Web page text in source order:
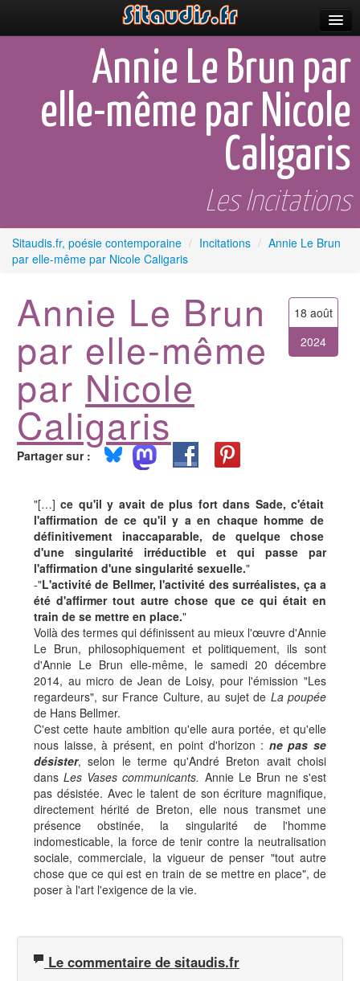
Poèmes et fictions
Prescriptions
Annie Le Brun par
elle-même par Nicole
Caligaris
Les Incitations
Sitaudis.fr, poésie contemporaine / Incitations / Annie Le Brun
par elle-même par Nicole Caligaris
18 août
2024
Annie Le Brun
par elle-même
par Nicole
Caligaris
Partager sur :
"[…]ce qu'il y avait de plus fort dans Sade, c'était
l'affirmation de ce qu'il y a en chaque homme de
définitivement inaccaparable, de quelque chose
d'une singularité irréductible et qui passe par
l'affirmation d'une singularité sexuelle."
-"L'activité de Bellmer, l'activité des surréalistes, ça a
été d'affirmer tout autre chose que ce qui était en
train de se mettre en place."
Voilà des termes qui définissent au mieux l'œuvre d'Annie
Le Brun, philosophiquement et politiquement, ils sont
d'Annie Le Brun elle-même, le samedi 20 décembre
2014, au micro de Jean de Loisy, pour l'émission "Les
regardeurs", sur France Culture, au sujet de La poupée
de Hans Bellmer.
C'est cette haute ambition qu'elle aura portée, et qu'elle
nous laisse, à présent, en point d'horizon : ne pas se
désister, selon le terme qu'André Breton avait choisi
dansLes Vases communicants. Annie Le Brun ne s'est
pas désistée. Avec le talent de son écriture magnifique,
directement hérité de Breton, elle nous transmet une
présence obstinée, la singularité de l'homme
indomesticable, la force de tenir contre la neutralisation
sociale, commerciale, la vigueur de penser "tout autre
chose que ce qui est en train de se mettre en place", de
poser à l'art l'exigence de la vie.
Le commentaire de sitaudis.fr